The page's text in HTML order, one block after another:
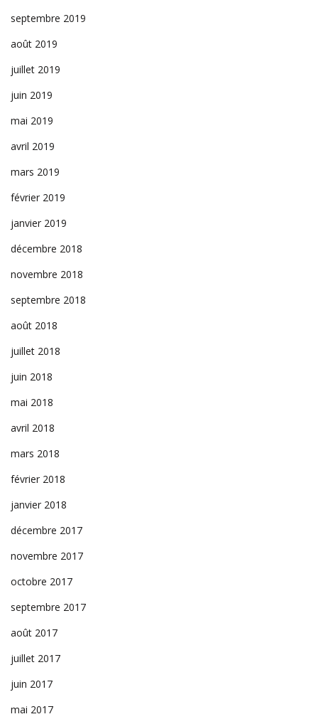
septembre 2019
août 2019
juillet 2019
juin 2019
mai 2019
avril 2019
mars 2019
février 2019
janvier 2019
décembre 2018
novembre 2018
septembre 2018
août 2018
juillet 2018
juin 2018
mai 2018
avril 2018
mars 2018
février 2018
janvier 2018
décembre 2017
novembre 2017
octobre 2017
septembre 2017
août 2017
juillet 2017
juin 2017
mai 2017